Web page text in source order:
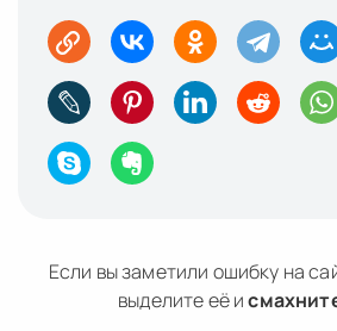
Если вы заметили ошибку на
выделите её и